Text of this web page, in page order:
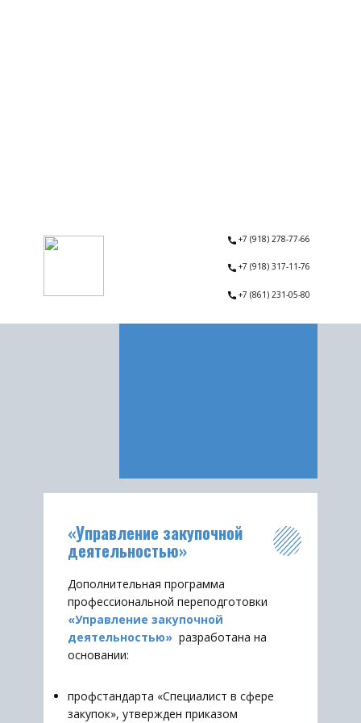
+7 (918) 278-77-66
+7 (918) 317-11-76
+7 (861) 231-05-80
«​Управление закупочной
деятельностью»
Дополнительная программа
профессиональной переподготовки
«​​Управление закупочной
деятельностью» разработана на
основании:
профстандарта «Специалист в сфере
закупок», утвержден приказом